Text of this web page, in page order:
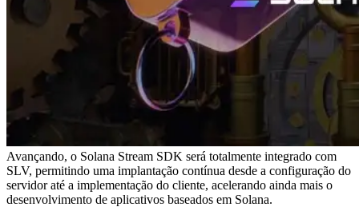
Avançando, o Solana Stream SDK será totalmente integrado com
SLV, permitindo uma implantação contínua desde a configuração do
servidor até a implementação do cliente, acelerando ainda mais o
desenvolvimento de aplicativos baseados em Solana.